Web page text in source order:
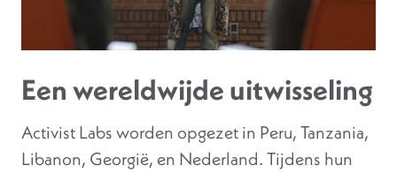
Een wereldwijde uitwisseling
Activist Labs worden opgezet in Peru, Tanzania,
Libanon, Georgië, en Nederland. Tijdens hun